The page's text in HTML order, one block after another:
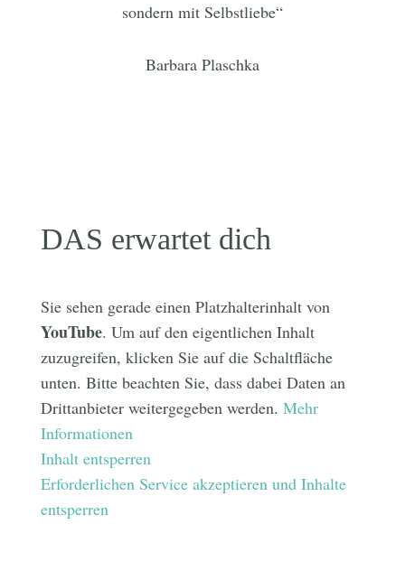
sondern mit Selbstliebe“
Barbara Plaschka
DAS erwartet dich
Sie sehen gerade einen Platzhalterinhalt von
YouTube. Um auf den eigentlichen Inhalt
zuzugreifen, klicken Sie auf die Schaltfläche
unten. Bitte beachten Sie, dass dabei Daten an
Drittanbieter weitergegeben werden. Mehr
Informationen
Inhalt entsperren
Erforderlichen Service akzeptieren und Inhalte
entsperren